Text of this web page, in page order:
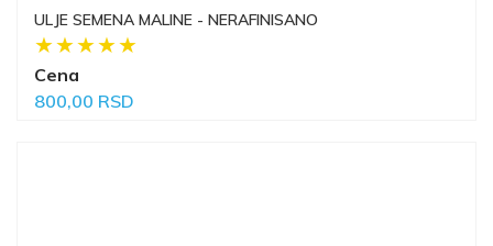
ULJE SEMENA MALINE - NERAFINISANO
Cena
800,00 RSD